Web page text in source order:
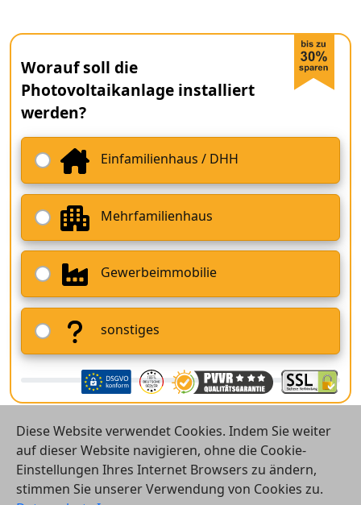
Worauf soll die
Photovoltaikanlage installiert
werden?
Einfamilienhaus / DHH
Mehrfamilienhaus
Gewerbeimmobilie
sonstiges
© 2026 Vergleichsrechner24 GmbH
Diese Website verwendet Cookies. Indem Sie weiter
auf dieser Website navigieren, ohne die Cookie-
Einstellungen Ihres Internet Browsers zu ändern,
stimmen Sie unserer Verwendung von Cookies zu.